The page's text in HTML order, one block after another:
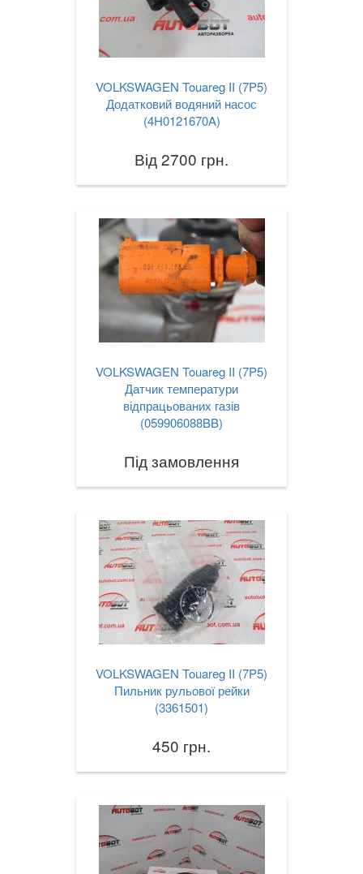
VOLKSWAGEN Touareg II (7P5)
Додатковий водяний насос
(4H0121670A)
Від 2700 грн.
VOLKSWAGEN Touareg II (7P5)
Датчик температури
відпрацьованих газів
(059906088BB)
Під замовлення
VOLKSWAGEN Touareg II (7P5)
Пильник рульової рейки
(3361501)
450 грн.